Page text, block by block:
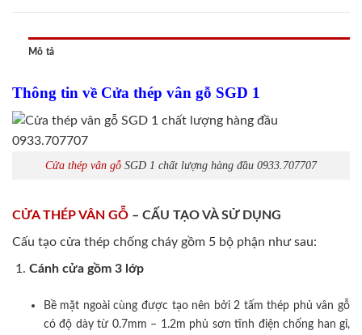
Mô tả
Thông tin về Cửa thép vân gỗ SGD 1
Cửa thép vân gỗ SGD 1 chất lượng hàng đầu 0933.707707
CỬA THÉP VÂN GỖ – CẤU TẠO VÀ SỬ DỤNG
Cấu tạo cửa thép chống cháy gồm 5 bộ phận như sau:
Cánh cửa gồm 3 lớp
Bề mặt ngoài cùng được tạo nên bởi 2 tấm thép phủ vân gỗ
có độ dày từ 0.7mm – 1.2m phủ sơn tĩnh điện chống han gỉ,